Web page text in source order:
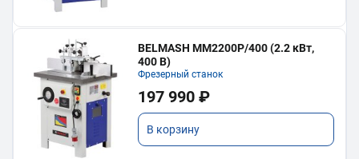
BELMASH MM2200P/400 (2.2 кВт,
400 В)
Фрезерный станок
197 990 ₽
В корзину